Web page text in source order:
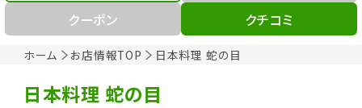
ホーム お店情報TOP 日本料理 蛇の目
クーポン
クチコミ
日本料理 蛇の目